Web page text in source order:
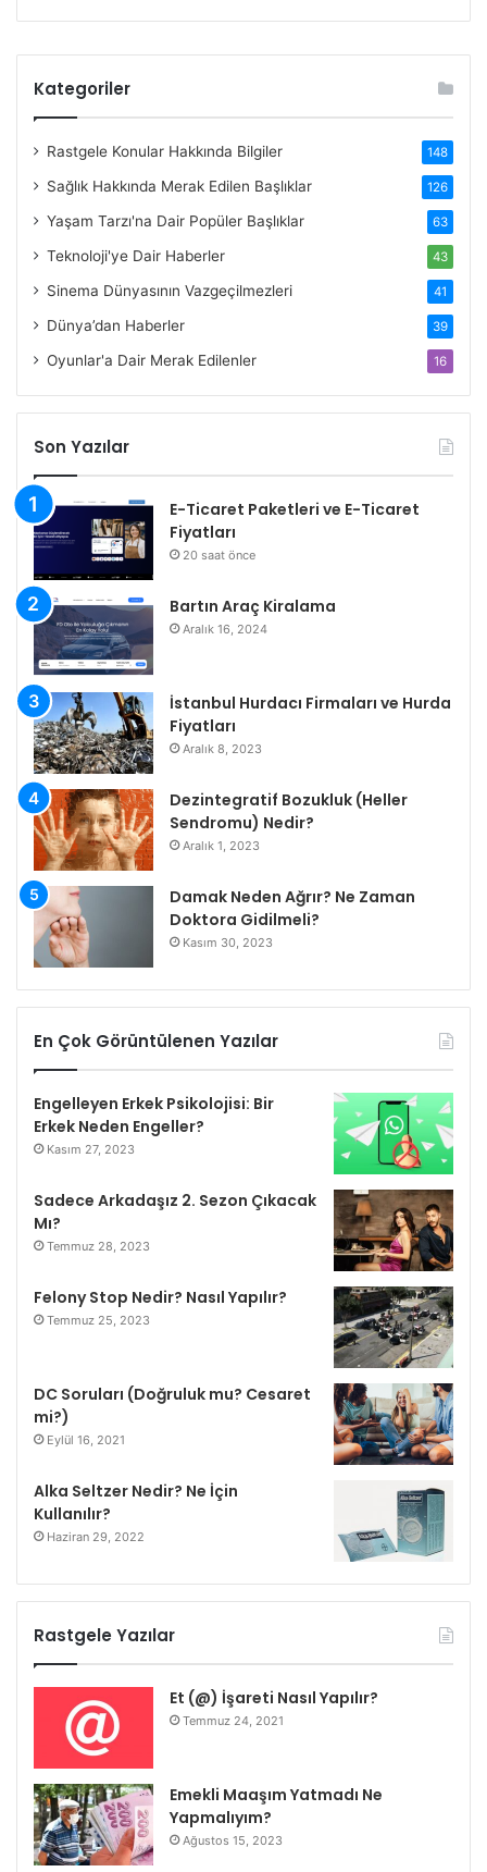
Kategoriler
Rastgele Konular Hakkında Bilgiler 148
Sağlık Hakkında Merak Edilen Başlıklar 126
Yaşam Tarzı'na Dair Popüler Başlıklar 63
Teknoloji'ye Dair Haberler 43
Sinema Dünyasının Vazgeçilmezleri 41
Dünya’dan Haberler 39
Oyunlar'a Dair Merak Edilenler 16
Son Yazılar
E-Ticaret Paketleri ve E-Ticaret
Fiyatları
20 saat önce
Bartın Araç Kiralama
Aralık 16, 2024
İstanbul Hurdacı Firmaları ve Hurda
Fiyatları
Aralık 8, 2023
Dezintegratif Bozukluk (Heller
Sendromu) Nedir?
Aralık 1, 2023
Damak Neden Ağrır? Ne Zaman
Doktora Gidilmeli?
Kasım 30, 2023
En Çok Görüntülenen Yazılar
Engelleyen Erkek Psikolojisi: Bir
Erkek Neden Engeller?
Kasım 27, 2023
Sadece Arkadaşız 2. Sezon Çıkacak
Mı?
Temmuz 28, 2023
Felony Stop Nedir? Nasıl Yapılır?
Temmuz 25, 2023
DC Soruları (Doğruluk mu? Cesaret
mi?)
Eylül 16, 2021
Alka Seltzer Nedir? Ne İçin
Kullanılır?
Haziran 29, 2022
Rastgele Yazılar
Et (@) İşareti Nasıl Yapılır?
Temmuz 24, 2021
Emekli Maaşım Yatmadı Ne
Yapmalıyım?
Ağustos 15, 2023